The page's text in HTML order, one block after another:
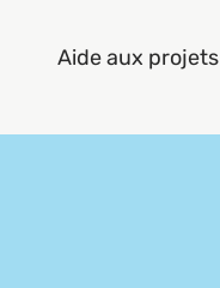
Aide aux projets